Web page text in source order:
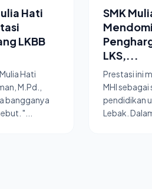
Hati
LKBB
Hati
M.Pd.,
bangganya
"...
SMK
LKS,...
Prestasi ini
MHI
pendidikan
Lebak.